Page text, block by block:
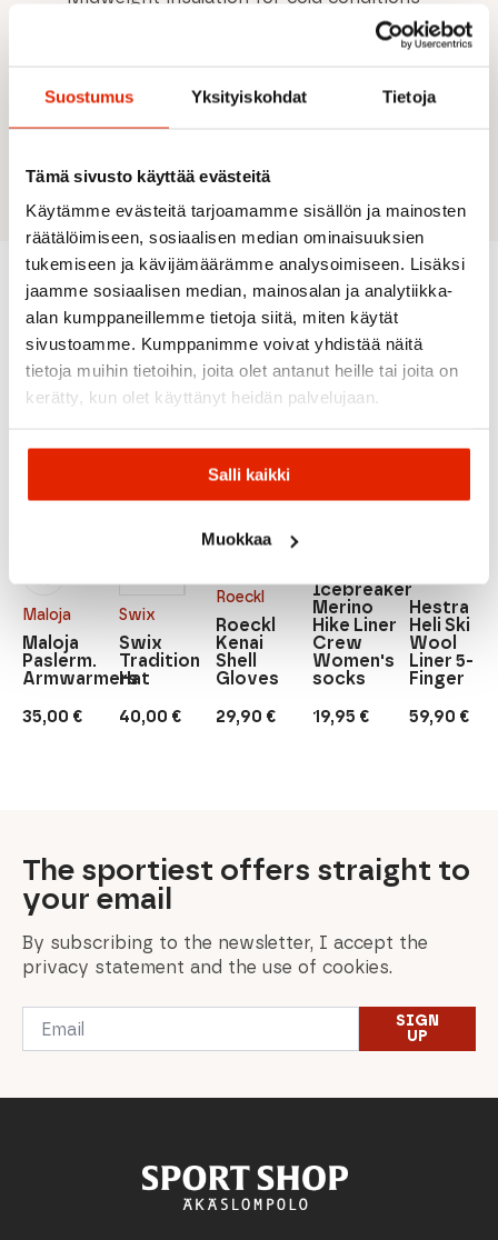
Suostumus Yksityiskohdat Tietoja
Tämä sivusto käyttää evästeitä
Käytämme evästeitä tarjoamamme sisällön ja mainosten
räätälöimiseen, sosiaalisen median ominaisuuksien
tukemiseen ja kävijämäärämme analysoimiseen. Lisäksi
jaamme sosiaalisen median, mainosalan ja analytiikka-
alan kumppaneillemme tietoja siitä, miten käytät
sivustoamme. Kumppanimme voivat yhdistää näitä
tietoja muihin tietoihin, joita olet antanut heille tai joita on
kerätty, kun olet käyttänyt heidän palvelujaan.
Salli kaikki
Muokkaa
Overlap opening for extra weather protection
breathability
resists odors
Recommended for you
Maloja
35,00 €
Maloja
Paslerm.
Armwarmers
Swix
40,00 €
Swix
Tradition
Hat
DARK
Roeckl
29,90 €
Roeckl
Kenai
Shell
Gloves
19,95 €
Icebreaker
Merino
Hike Liner
Crew
Women's
socks
59,90 €
Hestra
Heli Ski
Wool
Liner 5-
Finger
The sportiest offers straight to
your email
By subscribing to the newsletter, I accept the
privacy statement and the use of cookies.
Email
SIGN
UP